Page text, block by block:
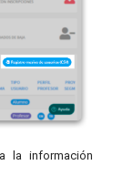
la información